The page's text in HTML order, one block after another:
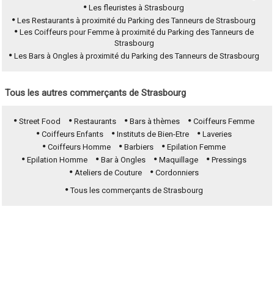
Les fleuristes à Strasbourg
Les Restaurants à proximité du Parking des Tanneurs de Strasbourg
Les Coiffeurs pour Femme à proximité du Parking des Tanneurs de
Strasbourg
Les Bars à Ongles à proximité du Parking des Tanneurs de Strasbourg
Tous les autres commerçants de Strasbourg
Street Food Restaurants Bars à thèmes
Coiffeurs Femme
Coiffeurs Enfants
Instituts de Bien-Etre
Laveries
Coiffeurs Homme
Barbiers
Epilation Femme
Epilation Homme
Bar à Ongles Maquillage
Pressings
Ateliers de Couture
Cordonniers
Tous les commerçants de Strasbourg